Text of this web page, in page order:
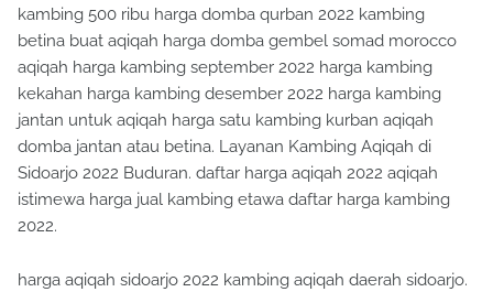
kambing 500 ribu harga domba qurban 2022 kambing
betina buat aqiqah harga domba gembel somad morocco
aqiqah harga kambing september 2022 harga kambing
kekahan harga kambing desember 2022 harga kambing
jantan untuk aqiqah harga satu kambing kurban aqiqah
domba jantan atau betina. Layanan Kambing Aqiqah di
Sidoarjo 2022 Buduran. daftar harga aqiqah 2022 aqiqah
istimewa harga jual kambing etawa daftar harga kambing
2022.
harga aqiqah sidoarjo 2022 kambing aqiqah daerah sidoarjo.